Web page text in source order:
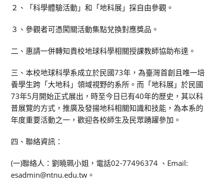
２、「科學體驗活動」和「地科展」採自由參觀。
３、參觀者可憑闖關活動集點兌換對應獎品。
二、惠請一併轉知貴校地球科學相關授課教師協助布達。
三、本校地球科學系成立於民國73年，為臺灣首創且唯一培
養學生跨「大地科」領域視野的系所。而「地科展」於民國
73年5月開始正式展出，時至今日已有40年的歷史，其以科
普展覽的方式，推廣及發揚地科相關知識和技能，為本系的
年度重要活動之一，歡迎各校師生及民眾踴躍參加。
四、聯絡資訊：
(一)聯絡人：劉曉珮小姐，電話02-77496374 、Email:
esadmin@ntnu.edu.tw。